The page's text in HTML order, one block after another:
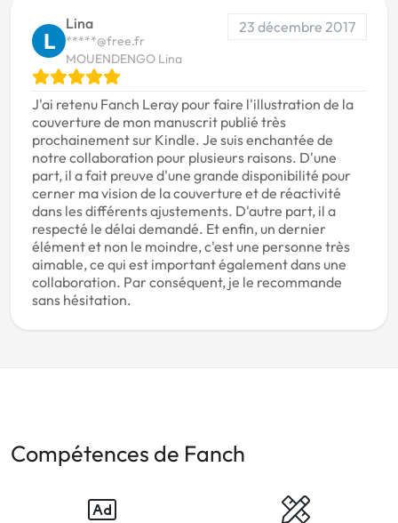
L
Lina
*****@free.fr
MOUENDENGO Lina
23 décembre 2017
J'ai retenu Fanch Leray pour faire l'illustration de la
couverture de mon manuscrit publié très
prochainement sur Kindle. Je suis enchantée de
notre collaboration pour plusieurs raisons. D'une
part, il a fait preuve d'une grande disponibilité pour
cerner ma vision de la couverture et de réactivité
dans les différents ajustements. D'autre part, il a
respecté le délai demandé. Et enfin, un dernier
élément et non le moindre, c'est une personne très
aimable, ce qui est important également dans une
collaboration. Par conséquent, je le recommande
sans hésitation.
Compétences de Fanch